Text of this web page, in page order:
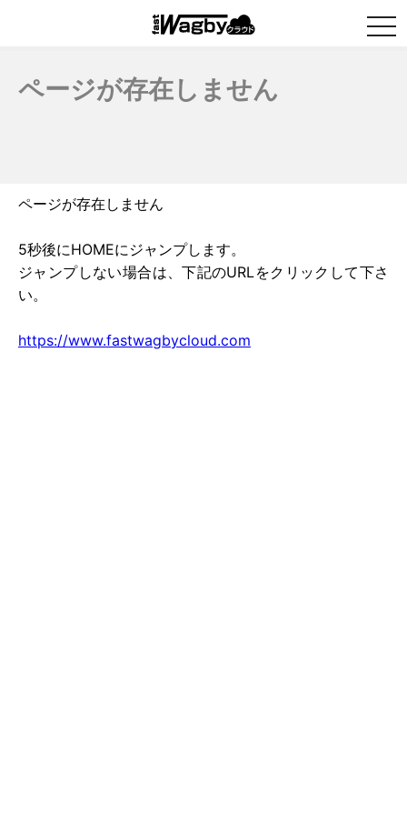
ページが存在しません
ページが存在しません
5秒後にHOMEにジャンプします。
ジャンプしない場合は、下記のURLをクリックして下さ
い。
https://www.fastwagbycloud.com